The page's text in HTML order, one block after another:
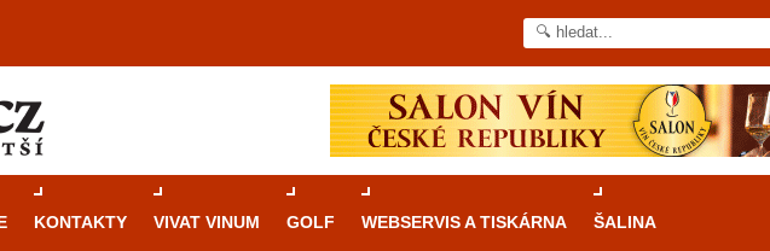
KONTAKTY VIVAT VINUM GOLF WEBSERVIS A TISKÁRNA ŠALINA